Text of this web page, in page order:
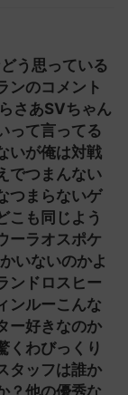
う思っている
ンのコメント
さあSVちゃん
って言ってる
いが俺は対戦
でつまんない
つまらないゲ
こも同じよう
ーラオスポケ
いないのかよ
ンドロスヒー
ンルーこんな
ー好きなのか
くわびっくり
タッフは誰か
？他の優秀な